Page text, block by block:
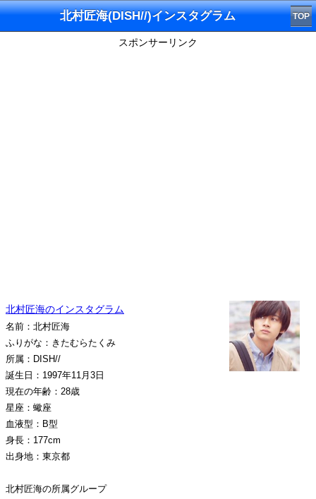
北村匠海(DISH//)インスタグラム TOP
スポンサーリンク
北村匠海のインスタグラム
名前：北村匠海
ふりがな：きたむらたくみ
所属：DISH//
誕生日：1997年11月3日
現在の年齢：28歳
星座：蠍座
血液型：B型
身長：177cm
出身地：東京都
北村匠海の所属グループ